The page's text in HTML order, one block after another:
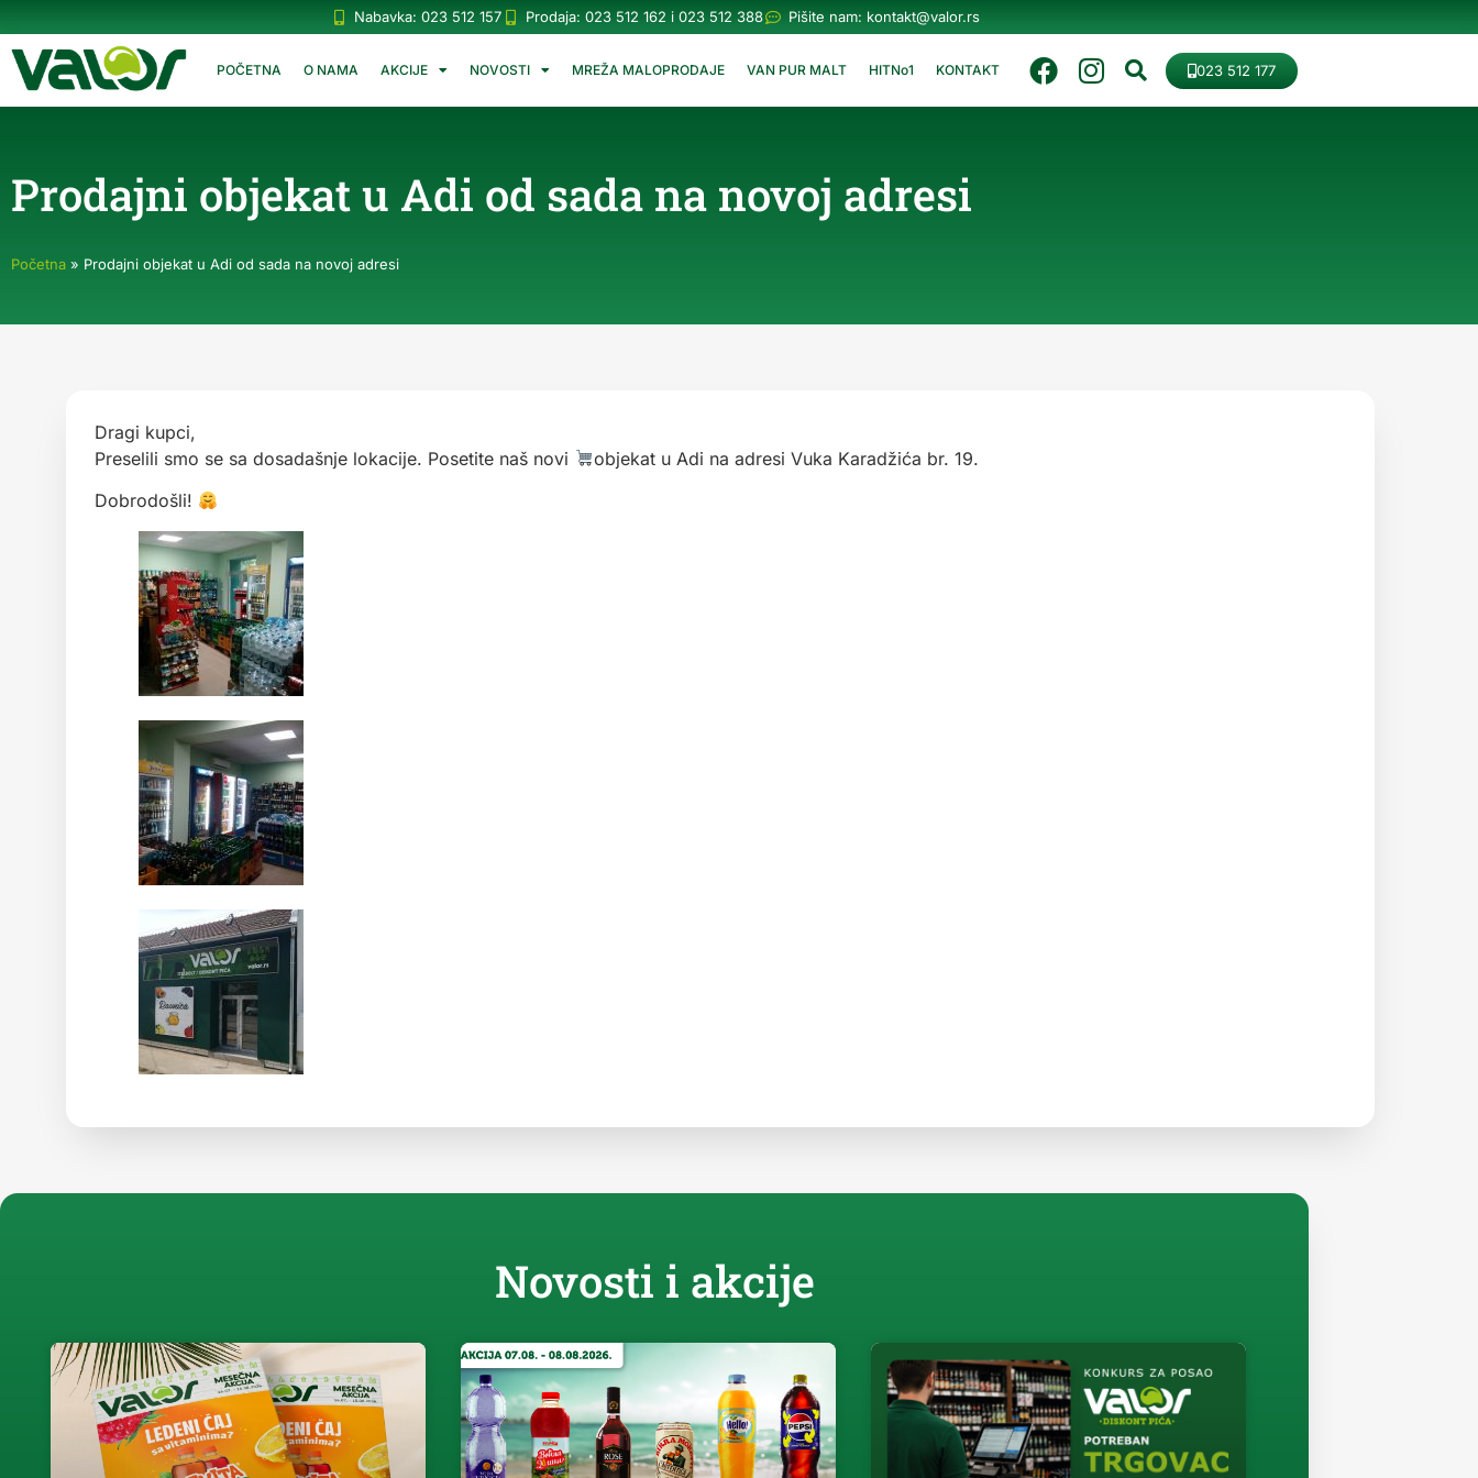
Nabavka: 023 512 157 Prodaja: 023 512 162 i 023 512 388 Pišite nam: kontakt@valor.rs
POČETNA O NAMA AKCIJE NOVOSTI MREŽA MALOPRODAJE VAN PUR MALT HITNo1 KONTAKT 023 512 177
Prodajni objekat u Adi od sada na novoj adresi
Početna » Prodajni objekat u Adi od sada na novoj adresi
Dragi kupci,
Preselili smo se sa dosadašnje lokacije. Posetite naš novi
objekat u Adi na adresi Vuka Karadžića br. 19.
Dobrodošli!
Novosti i akcije